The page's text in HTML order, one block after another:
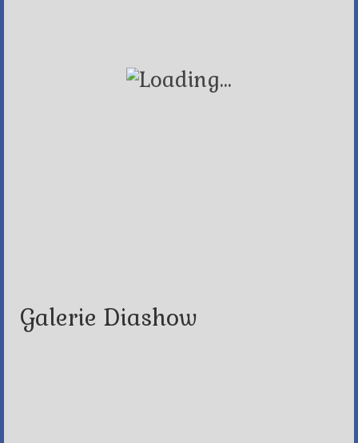
Galerie Diashow